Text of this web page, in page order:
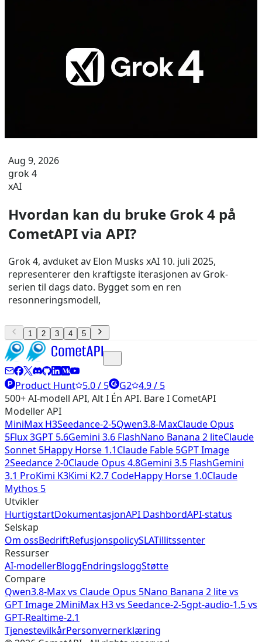
Aug 9, 2026
grok 4
xAI
Hvordan kan du bruke Grok 4 på
CometAPI via API?
Grok 4, avduket av Elon Musks xAI 10. juli 2025,
representerer den kraftigste iterasjonen av Grok-
serien til dags dato. Bygget som en ren
resonneringsmodell,
1 2 3 4 5
Product Hunt 5.0 / 5 G2 4.9 / 5
500+ AI-modell API, Alt I Én API. Bare I CometAPI
Modeller API
MiniMax H3Seedance-2-5Qwen3.8-MaxClaude Opus
5Flux 3GPT 5.6Gemini 3.6 FlashNano Banana 2 liteClaude
Sonnet 5Happy Horse 1.1Claude Fable 5GPT Image
2Seedance 2-0Claude Opus 4.8Gemini 3.5 FlashGemini
3.1 ProKimi K3Kimi K2.7 CodeHappy Horse 1.0Claude
Mythos 5
Utvikler
HurtigstartDokumentasjonAPI DashbordAPI-status
Selskap
Om ossBedriftRefusjonspolicySLATillitssenter
Ressurser
AI-modellerBloggEndringsloggStøtte
Compare
Qwen3.8-Max vs Claude Opus 5Nano Banana 2 lite vs
GPT Image 2MiniMax H3 vs Seedance-2-5gpt-audio-1.5 vs
GPT-Realtime-2.1
TjenestevilkårPersonvernerklæring